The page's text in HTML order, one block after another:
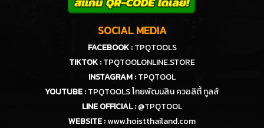
SOCIAL MEDIA
FACEBOOK : TPQTOOLS
TIKTOK :TPQTOOLONLINE.STORE
INSTAGRAM :TPQTOOL
YOUTUBE :TPQTOOLS ไทยพัฒนสิน ควอลิตี้ ทูลส์
LINE OFFICIAL :@TPQTOOL
WEBSITE :www.hoistthailand.com